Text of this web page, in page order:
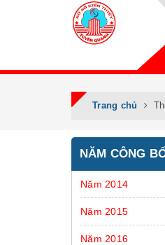
Trang chủ
NĂM CÔNG
Năm 2014
Năm 2015
Năm 2016